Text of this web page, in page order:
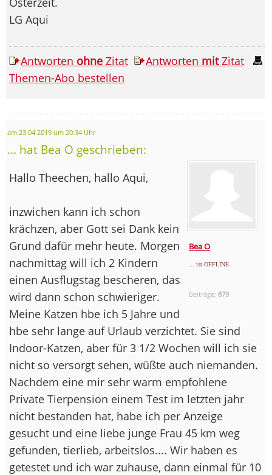
LG Aqui
Antworten ohne Zitat Antworten mitZitat
Themen-Abo bestellen
am 23.04.2019 um 20:34 Uhr
... hat Bea O geschrieben:
Bea O
... ist OFFLINE
Beiträge:879
Hallo Theechen, hallo Aqui,
inzwichen kann ich schon
krächzen, aber Gott sei Dank kein
Grund dafür mehr heute. Morgen
nachmittag will ich 2 Kindern
einen Ausflugstag bescheren, das
wird dann schon schwieriger.
Meine Katzen hbe ich 5 Jahre und
hbe sehr lange auf Urlaub verzichtet. Sie sind
Indoor-Katzen, aber für 3 1/2 Wochen will ich sie
nicht so versorgt sehen, wüßte auch niemanden.
Nachdem eine mir sehr warm empfohlene
Private Tierpension einem Test im letzten jahr
nicht bestanden hat, habe ich per Anzeige
gesucht und eine liebe junge Frau 45 km weg
gefunden, tierlieb, arbeitslos.... Wir haben es
getestet und ich war zuhause, dann einmal für 10